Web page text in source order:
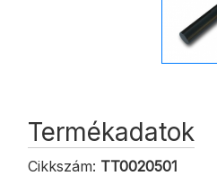
Termékadatok
Cikkszám: TT0020501